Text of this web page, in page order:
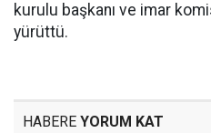
kurulu başkanı ve imar
yürüttü.
HABERE YORUM KAT